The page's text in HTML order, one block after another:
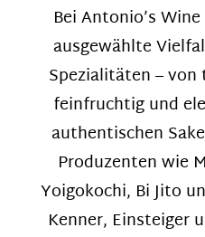
Bei Antonio’s
ausgewählte
Spezialitäten –
feinfruchtig und
authentischen
Produzenten wie
Yoigokochi, Bi Jito
Kenner, Einsteiger